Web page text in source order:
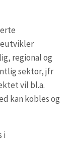
regional og
sektor, jfr
vil bl.a.
kan kobles og
i